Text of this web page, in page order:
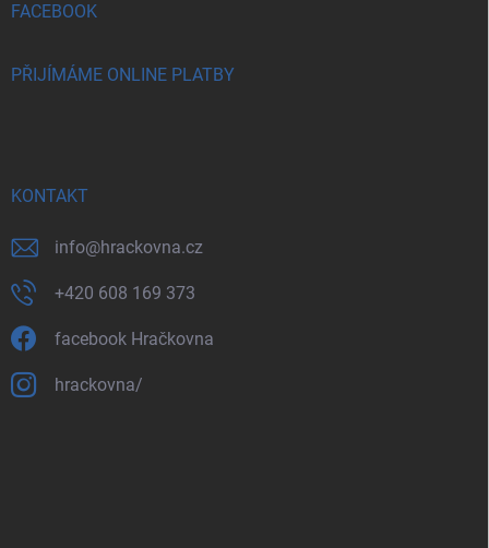
FACEBOOK
PŘIJÍMÁME ONLINE PLATBY
KONTAKT
info@hrackovna.cz
+420 608 169 373
facebook Hračkovna
hrackovna/